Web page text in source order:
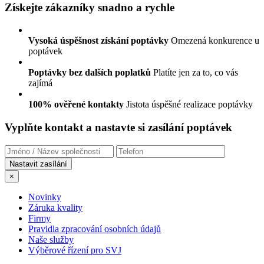
Získejte zákazníky snadno a rychle
Vysoká úspěšnost získání poptávky Omezená konkurence u
poptávek
Poptávky bez dalších poplatků Platíte jen za to, co vás
zajímá
100% ověřené kontakty Jistota úspěšné realizace poptávky
Vyplňte kontakt a nastavte si zasílání poptávek
×
Novinky
Záruka kvality
Firmy
Pravidla zpracování osobních údajů
Naše služby
Výběrové řízení pro SVJ